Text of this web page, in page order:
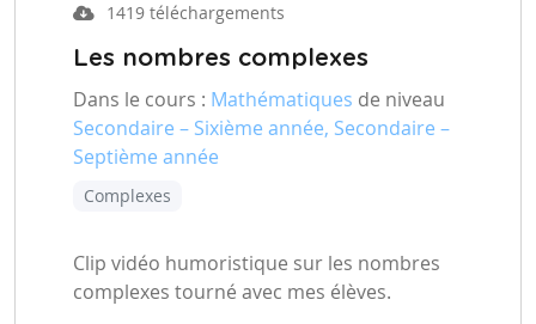
1419 téléchargements
Les nombres complexes
Dans le cours : Mathématiques de niveau
Secondaire – Sixième année, Secondaire –
Septième année
Complexes
Clip vidéo humoristique sur les nombres
complexes tourné avec mes élèves.